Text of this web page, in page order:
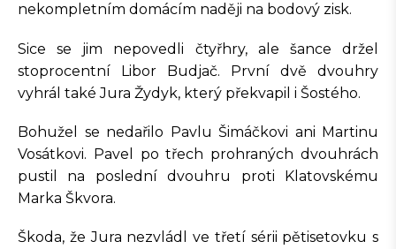
nekompletním domácím naději na bodový zisk.
Sice se jim nepovedli čtyřhry, ale šance držel
stoprocentní Libor Budjač. První dvě dvouhry
vyhrál také Jura Žydyk, který překvapil i Šostého.
Bohužel se nedařilo Pavlu Šimáčkovi ani Martinu
Vosátkovi. Pavel po třech prohraných dvouhrách
pustil na poslední dvouhru proti Klatovskému
Marka Škvora.
Škoda, že Jura nezvládl ve třetí sérii pětisetovku s